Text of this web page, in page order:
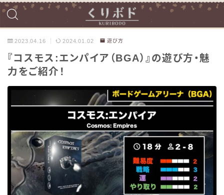
2023.04.16 2024.01.02 遊び方
『コスモス:エンパイア（BGA）』の遊び方・魅
力をご紹介！